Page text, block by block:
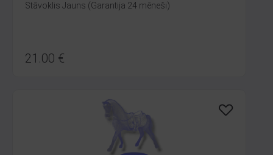
Stāvoklis Jauns (Garantija 24 mēneši)
21.00 €